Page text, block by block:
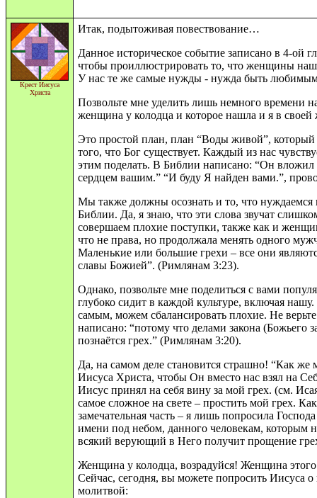
Крест Иисуса
Христа
Итак, подытоживая повествование…
Данное историческое событие записано в 4-ой
чтобы проиллюстрировать то, что женщины
У нас те же самые нужды - нужда быть
Позвольте мне уделить лишь немного времени
женщина у колодца и которое нашла и я в своей
Это простой план, план “Воды живой”,
того, что Бог существует. Каждый из нас
этим поделать. В Библии написано: “Он
сердцем вашим.” “И буду Я найден вами.”,
Мы также должны осознать и то, что
Библии. Да, я знаю, что эти слова звучат
совершаем плохие поступки, также как и
что не права, но продолжала менять одного
Маленькие или большие грехи – все они
славы Божией”. (Римлянам 3:23).
Однако, позвольте мне поделиться с вами
глубоко сидит в каждой культуре, включая
самым, можем сбалансировать плохие. Не
написано: “потому что делами закона (Божьего
познаётся грех.” (Римлянам 3:20).
Да, на самом деле становится страшно! “Как
Иисуса Христа, чтобы Он вместо нас взял на
Иисус принял на себя вину за мой грех. (см.
самое сложное на свете – простить мой грех.
замечательная часть – я лишь попросила
имени под небом, данного человекам, которым
всякий верующий в Него получит прощение
Женщина у колодца, возрадуйся! Женщина этого
Сейчас, сегодня, вы можете попросить Иисуса
молитвой: